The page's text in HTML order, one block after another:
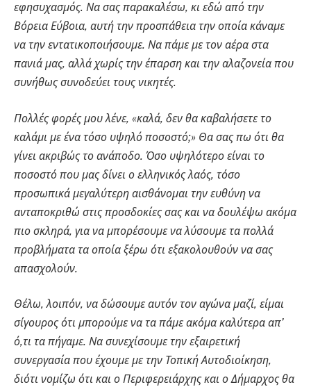
εφησυχασμός. Να σας παρακαλέσω, κι εδώ από την
Βόρεια Εύβοια, αυτή την προσπάθεια την οποία κάναμε
να την εντατικοποιήσουμε. Να πάμε με τον αέρα στα
πανιά μας, αλλά χωρίς την έπαρση και την αλαζονεία που
συνήθως συνοδεύει τους νικητές.
Πολλές φορές μου λένε, «καλά, δεν θα καβαλήσετε το
καλάμι με ένα τόσο υψηλό ποσοστό;» Θα σας πω ότι θα
γίνει ακριβώς το ανάποδο. Όσο υψηλότερο είναι το
ποσοστό που μας δίνει ο ελληνικός λαός, τόσο
προσωπικά μεγαλύτερη αισθάνομαι την ευθύνη να
ανταποκριθώ στις προσδοκίες σας και να δουλέψω ακόμα
πιο σκληρά, για να μπορέσουμε να λύσουμε τα πολλά
προβλήματα τα οποία ξέρω ότι εξακολουθούν να σας
απασχολούν.
Θέλω, λοιπόν, να δώσουμε αυτόν τον αγώνα μαζί, είμαι
σίγουρος ότι μπορούμε να τα πάμε ακόμα καλύτερα απ’
ό,τι τα πήγαμε. Να συνεχίσουμε την εξαιρετική
συνεργασία που έχουμε με την Τοπική Αυτοδιοίκηση,
διότι νομίζω ότι και ο Περιφερειάρχης και ο Δήμαρχος θα